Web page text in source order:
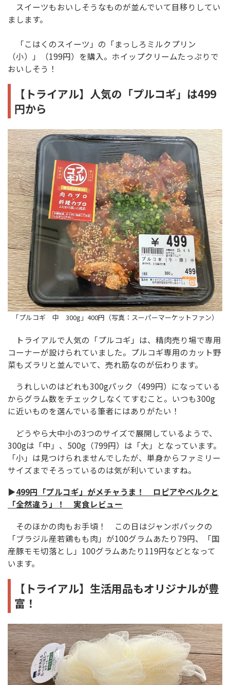
スイーツもおいしそうなものが並んでいて目移りしてい
まします。
「こはくのスイーツ」の「まっしろミルクプリン
（小）」（199円）を購入。ホイップクリームたっぷりで
おいしそう！
【トライアル】人気の「プルコギ」は499
円から
「プルコギ 中 300g」400円（写真：スーパーマーケットファン）
トライアルで人気の「プルコギ」は、精肉売り場で専用
コーナーが設けられていました。プルコギ専用のカット野
菜もズラリと並んでいて、売れ筋なのが伝わります。
うれしいのはどれも300gパック（499円）になっている
からグラム数をチェックしなくてすむこと。いつも300g
に近いものを選んでいる筆者にはありがたい！
どうやら大中小の3つのサイズで展開しているようで、
300gは「中」、500g（799円）は「大」となっています。
「小」は見つけられませんでしたが、単身からファミリー
サイズまでそろっているのは気が利いていますね。
▶499円「プルコギ」がメチャうま！ ロピアやベルクと
「全然違う」！ 実食レビュー
そのほかの肉もお手頃！ この日はジャンボパックの
「ブラジル産若鶏もも肉」が100グラムあたり79円、「国
産豚モモ切落とし」100グラムあたり119円などとなって
います。
【トライアル】生活用品もオリジナルが豊
富！